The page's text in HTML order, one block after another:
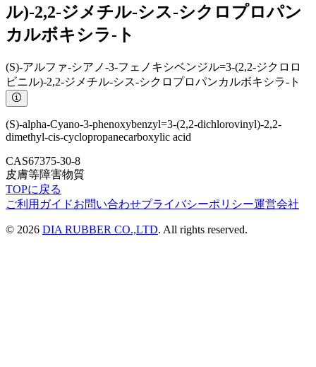
ル)-2,2-ジメチル-シス-シクロプロパン
カルボキシラ-ト
(S)-アルファ-シアノ-3-フェノキシベンジル=3-(2,2-ジクロロ
ビニル)-2,2-ジメチル-シス-シクロプロパンカルボキシラ-ト
(S)-alpha-Cyano-3-phenoxybenzyl=3-(2,2-dichlorovinyl)-2,2-
dimethyl-cis-cyclopropanecarboxylic acid
CAS67375-30-8
皮膚等障害物質
TOPに戻る
ご利用ガイドお問い合わせプライバシーポリシー運営会社
© 2026 DIA RUBBER CO.,LTD. All rights reserved.